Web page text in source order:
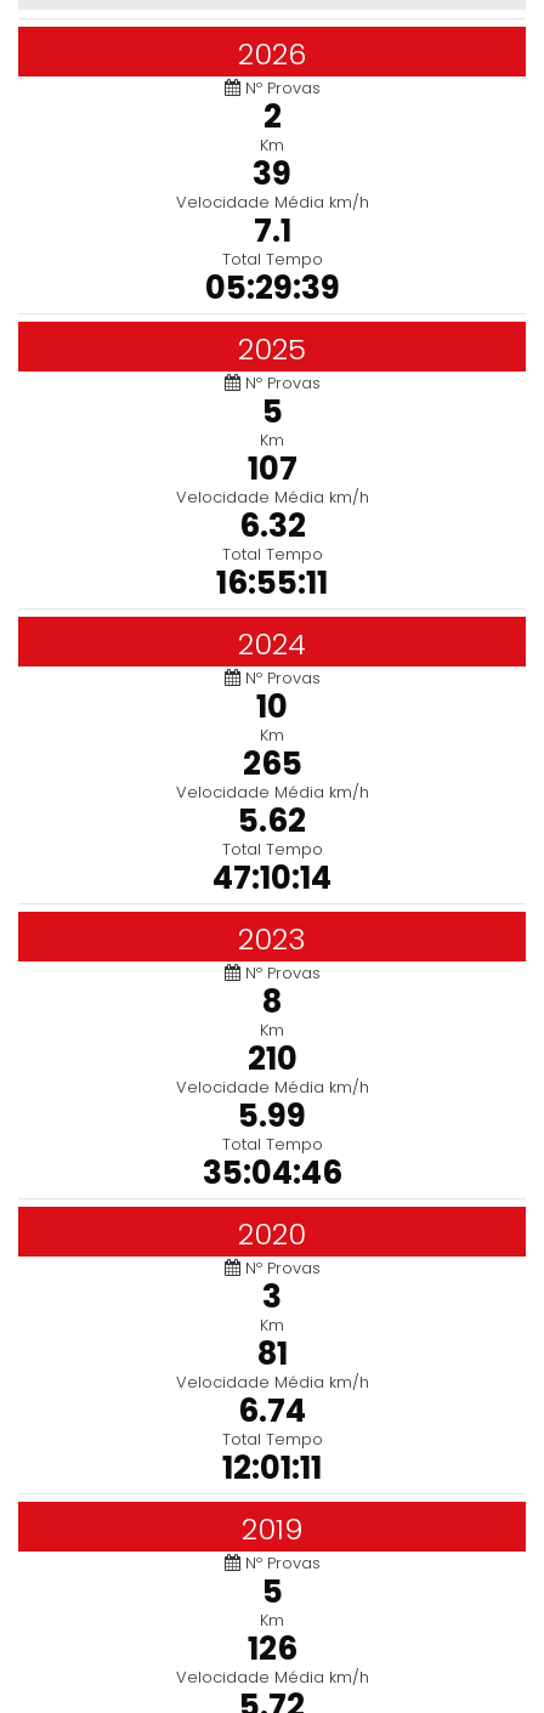
2026
Nº Provas
2
Km
39
Velocidade Média km/h
7.1
Total Tempo
05:29:39
2025
Nº Provas
5
Km
107
Velocidade Média km/h
6.32
Total Tempo
16:55:11
2024
Nº Provas
10
Km
265
Velocidade Média km/h
5.62
Total Tempo
47:10:14
2023
Nº Provas
8
Km
210
Velocidade Média km/h
5.99
Total Tempo
35:04:46
2020
Nº Provas
3
Km
81
Velocidade Média km/h
6.74
Total Tempo
12:01:11
2019
Nº Provas
5
Km
126
Velocidade Média km/h